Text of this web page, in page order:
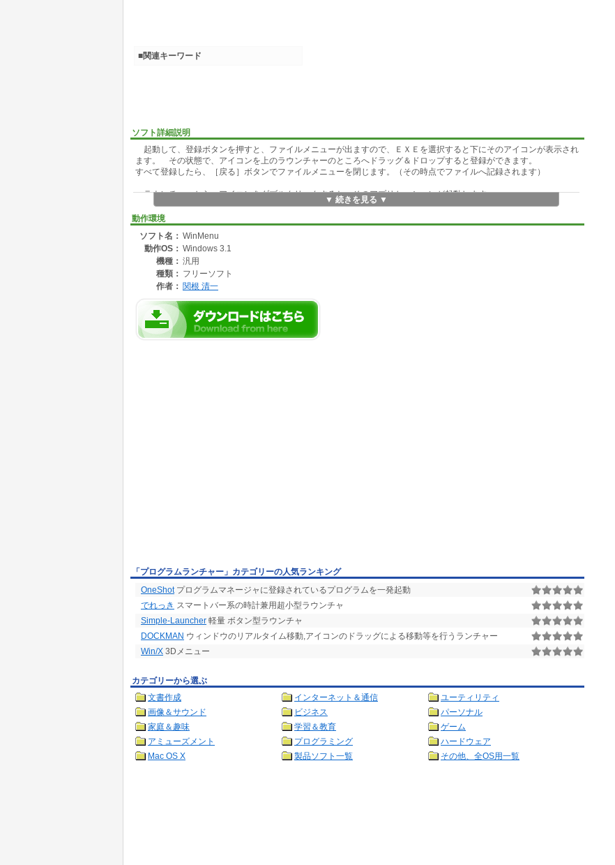
ソフト詳細説明
起動して、登録ボタンを押すと、ファイルメニューが出ますので、ＥＸＥを選択すると下にそのアイコンが表示され
ます。 その状態で、アイコンを上のラウンチャーのところへドラッグ＆ドロップすると登録ができます。
すべて登録したら、［戻る］ボタンでファイルメニューを閉じます。（その時点でファイルへ記録されます）
ラウンチャーから、アイコンをダブルクリックすると、そのアプリケーションが起動します。
スタートアップにでも入れておくと便利かと思います。
終了したときのメニューの位置を記憶しています。 次回起動したときは、前回の位置でメニューが開きます。
▼ 続きを見る ▼
動作環境
ソフト名： WinMenu
動作OS： Windows 3.1
機種： 汎用
種類： フリーソフト
作者： 関根 清一
■関連キーワード
「プログラムランチャー」カテゴリーの人気ランキング
OneShotプログラムマネージャに登録されているプログラムを一発起動
でれっき スマートバー系の時計兼用超小型ラウンチャ
Simple-Launcher 軽量 ボタン型ラウンチャ
DOCKMAN ウィンドウのリアルタイム移動,アイコンのドラッグによる移動等を行うランチャー
Win/X 3Dメニュー
カテゴリーから選ぶ
文書作成
インターネット＆通信
ユーティリティ
画像＆サウンド
ビジネス
パーソナル
家庭＆趣味
学習＆教育
ゲーム
アミューズメント
プログラミング
ハードウェア
Mac OS X
製品ソフト一覧 その他、全OS用一覧